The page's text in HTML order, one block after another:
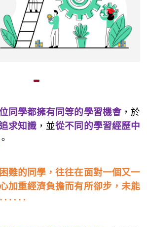
同學都擁有同等的學習機會，於
求知識 ，並從不同的學習經歷中
。
難的同學，往往在面對一個又一
加重經濟負擔而有所卻步，未能
‥‥‥